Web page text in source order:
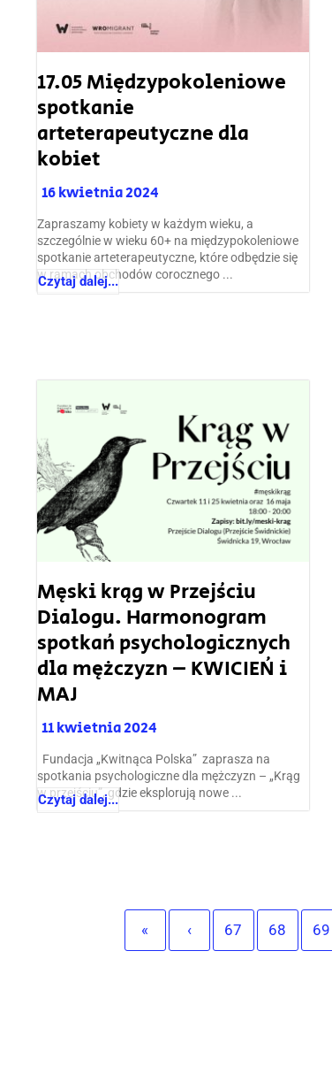
17.05 Międzypokoleniowe
spotkanie
arteterapeutyczne dla
kobiet
16 kwietnia 2024
Zapraszamy kobiety w każdym wieku, a
szczególnie w wieku 60+ na międzypokoleniowe
spotkanie arteterapeutyczne, które odbędzie się
w ramach obchodów corocznego ...
Czytaj dalej...
Męski krąg w Przejściu
Dialogu. Harmonogram
spotkań psychologicznych
dla mężczyzn – KWICIEŃ i
MAJ
11 kwietnia 2024
Fundacja „Kwitnąca Polska” zaprasza na
spotkania psychologiczne dla mężczyzn – „Krąg
w przejściu”, gdzie eksplorują nowe ...
Czytaj dalej...
« ‹ 67 68 69